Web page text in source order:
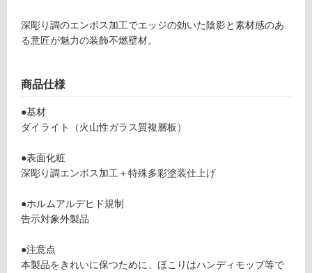
可
フ
ロ
ー
ン
グ
深彫り調のエンボス加工でエッジの効いた陰影と素材感のあ
る意匠が魅力の装飾不燃壁材。
商品仕様
●基材
ダイライト（火山性ガラス質複層板）
●表面化粧
深彫り調エンボス加工＋特殊多彩塗装仕上げ
●ホルムアルデヒド規制
告示対象外製品
●注意点
本製品をきれいに保つために、ほこりはハンディモップ等で